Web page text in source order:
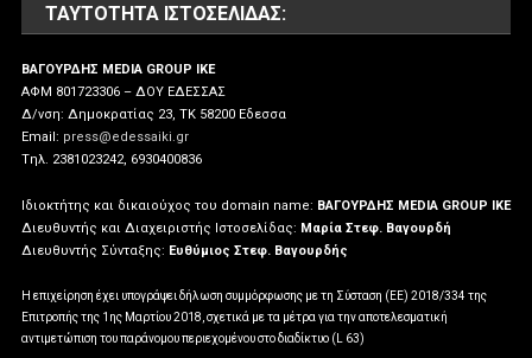
ΤΑΥΤΌΤΗΤΑ ΙΣΤΟΣΕΛΊΔΑΣ:
ΒΑΓΟΥΡΔΗΣ MEDIA GROUP IKE
ΑΦΜ 801723306 – ΔΟΥ ΕΔΕΣΣΑΣ
Δ/νση: Δημοκρατίας 23, ΤΚ 58200 Εδεσσα
Email: press@edessaiki.gr
Tηλ. 2381023242, 6930400836
Ιδιοκτήτης και δικαιούχος του domain name: ΒΑΓΟΥΡΔΗΣ MEDIA GROUP IKE
Διευθυντής και Διαχειριστής Ιστοσελίδας: Μαρία Στεφ. Βαγουρδή
Διευθυντής Σύνταξης: Ευθύμιος Στεφ. Βαγουρδής
Η επιχείρηση έχει υπογράψει δήλωση συμμόρφωσης με τη Σύσταση (ΕΕ) 2018/334 της
Επιτροπής της 1ης Μαρτίου 2018, σχετικά με τα μέτρα για την αποτελεσματική
αντιμετώπιση του παράνομου περιεχομένου στο διαδίκτυο (L 63)